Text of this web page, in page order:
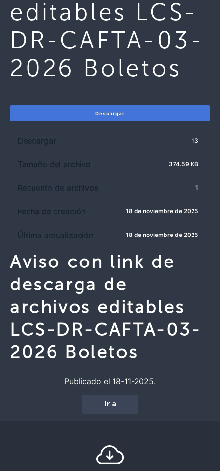
editables LCS-
DR-CAFTA-03-
2026 Boletos
Descargar
Descargar 13
Tamaño del archivo 374.59 KB
Recuento de archivos 1
Fecha de creación 18 de noviembre de 2025
Última actualización 18 de noviembre de 2025
Aviso con link de
descarga de
archivos editables
LCS-DR-CAFTA-03-
2026 Boletos
Publicado el 18-11-2025.
Ir a